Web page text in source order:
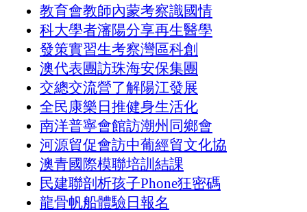
教育會教師內蒙考察識國情
科大學者瀋陽分享再生醫學
發策實習生考察灣區科創
澳代表團訪珠海安保集團
交總交流營了解陽江發展
全民康樂日推健身生活化
南洋普寧會館訪潮州同鄉會
河源貿促會訪中葡經貿文化協
澳青國際模聯培訓結課
民建聯剖析孩子Phone狂密碼
龍骨帆船體驗日報名